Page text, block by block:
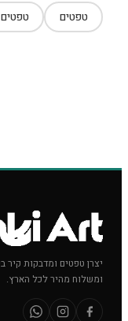
טפטים טפטים
יצרן טפטים ומדבקות קיר
ומשלוח מהיר לכל הארץ.